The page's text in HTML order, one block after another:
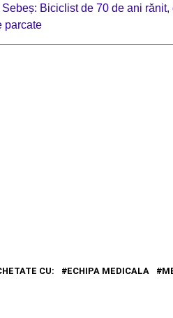
Biciclist de 70 de ani
parcate
CU: ECHIPA MEDICALA